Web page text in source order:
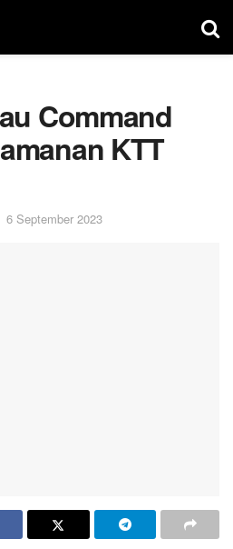
Command
KTT
6 September 2023